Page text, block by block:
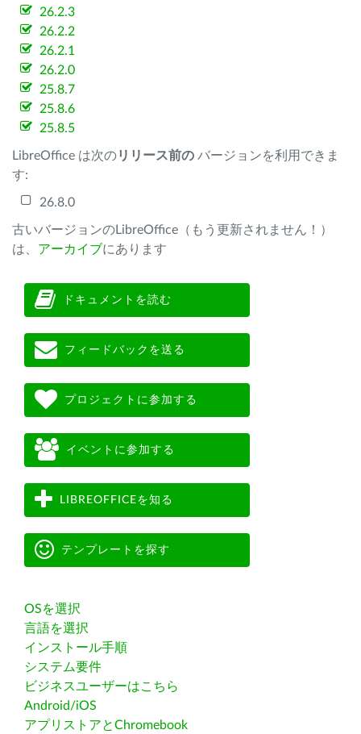
26.2.3
26.2.2
26.2.1
26.2.0
25.8.7
25.8.6
25.8.5
LibreOffice は次のリリース前の バージョンを利用できま
す:
26.8.0
古いバージョンのLibreOffice（もう更新されません！）
は、 アーカイブにあります
ドキュメントを読む
フィードバックを送る
プロジェクトに参加する
イベントに参加する
LIBREOFFICEを知る
テンプレートを探す
OSを選択
言語を選択
インストール手順
システム要件
ビジネスユーザーはこちら
Android/iOS
アプリストアとChromebook